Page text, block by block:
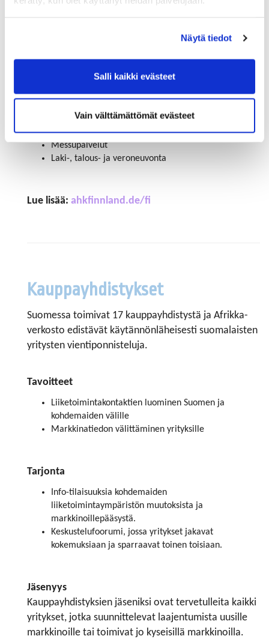
Näytä tiedot
Salli kaikki evästeet
Vain välttämättömät evästeet
Maankohtainen palveluvalikoima vaihtelee, mutta
tyypillisiä palveluita ovat esimerkiksi:
Markkina-analyysit
Yhteistyökumppaneiden ja asiakkaiden haku
Messupalvelut
Laki-, talous- ja veroneuvonta
Lue lisää: ahkfinnland.de/fi
Kauppayhdistykset
Suomessa toimivat 17 kauppayhdistystä ja Afrikka-
verkosto edistävät käytännönläheisesti suomalaisten
yritysten vienti­ponnisteluja.
Tavoitteet
Liiketoimintakontaktien luominen Suomen ja
kohdemaiden välille
Markkinatiedon välittäminen yrityksille
Tarjonta
Info-tilaisuuksia kohdemaiden
liiketoimintaympäristön muu­toksista ja
markkinoillepääsystä.
Keskustelufoorumi, jossa yritykset jakavat
kokemuksiaan ja sparraavat toinen toisiaan.
Jäsenyys
Kauppayhdistyksien jäseniksi ovat tervetulleita kaikki
yrityk­set, jotka suunnittelevat laajentumista uusille
markkinoille tai toimivat jo kyseisillä markkinoilla.